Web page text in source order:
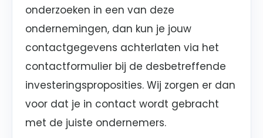
onderzoeken in een van deze
ondernemingen, dan kun je jouw
contactgegevens achterlaten via het
contactformulier bij de desbetreffende
investeringsproposities. Wij zorgen er dan
voor dat je in contact wordt gebracht
met de juiste ondernemers.